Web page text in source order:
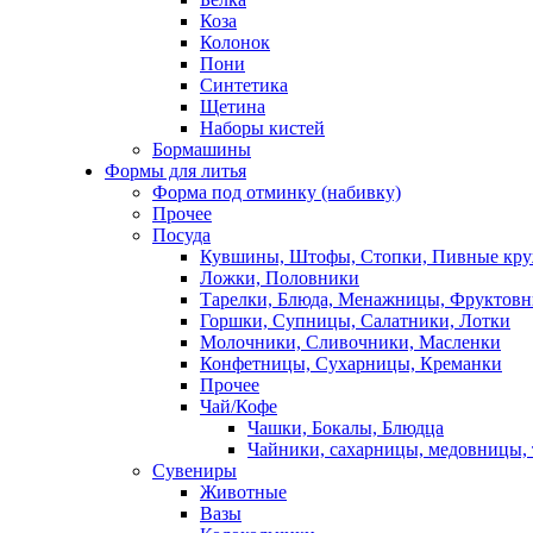
Коза
Колонок
Пони
Синтетика
Щетина
Наборы кистей
Бормашины
Формы для литья
Форма под отминку (набивку)
Прочее
Посуда
Кувшины, Штофы, Стопки, Пивные
Ложки, Половники
Тарелки, Блюда, Менажницы,
Горшки, Супницы, Салатники, Лотки
Молочники, Сливочники, Масленки
Конфетницы, Сухарницы, Креманки
Прочее
Чай/Кофе
Чашки, Бокалы, Блюдца
Чайники, сахарницы, медовницы,
Сувениры
Животные
Вазы